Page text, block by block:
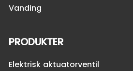
Vanding
PRODUKTER
Elektrisk aktuatorventil